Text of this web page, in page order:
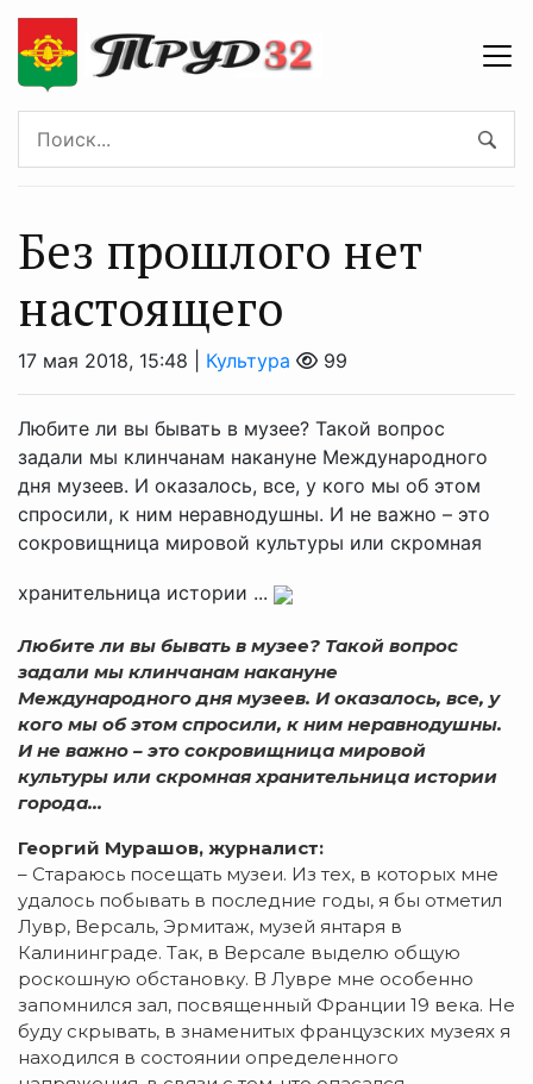
Без прошлого нет
настоящего
17 мая 2018, 15:48 | Культура 99
Любите ли вы бывать в музее? Такой вопрос
задали мы клинчанам накануне Международного
дня музеев. И оказалось, все, у кого мы об этом
спросили, к ним неравнодушны. И не важно – это
сокровищница мировой культуры или скромная
хранительница истории ...
Любите ли вы бывать в музее? Такой вопрос
задали мы клинчанам накануне
Международного дня музеев. И оказалось, все, у
кого мы об этом спросили, к ним неравнодушны.
И не важно – это сокровищница мировой
культуры или скромная хранительница истории
города…
Георгий Мурашов, журналист:
– Стараюсь посещать музеи. Из тех, в которых мне
удалось побывать в последние годы, я бы отметил
Лувр, Версаль, Эрмитаж, музей янтаря в
Калининграде. Так, в Версале выделю общую
роскошную обстановку. В Лувре мне особенно
запомнился зал, посвященный Франции 19 века. Не
буду скрывать, в знаменитых французских музеях я
находился в состоянии определенного